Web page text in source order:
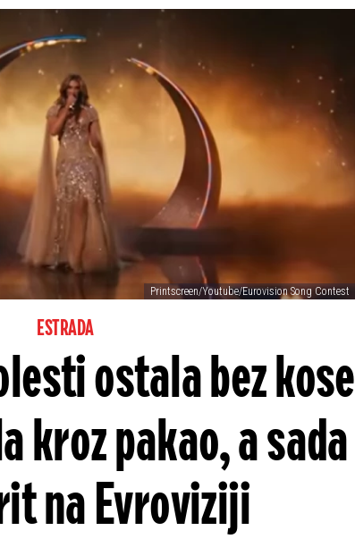
Printscreen/Youtube/Eurovision Song Contest
ESTRADA
ostala bez kose
kroz pakao, a sada
na Evroviziji